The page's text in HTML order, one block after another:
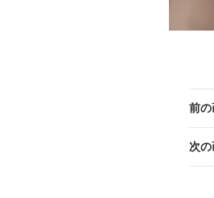
前の
次の